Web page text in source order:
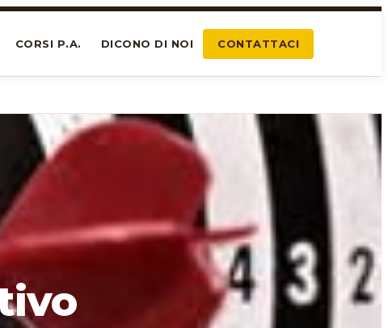
CORSI P.A. DICONO DI NOI CONTATTACI